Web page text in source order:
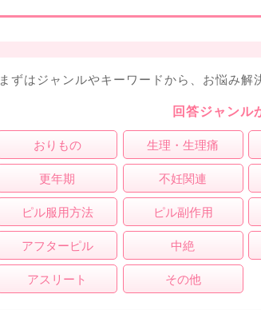
まずはジャンルやキーワードから、お悩み解
回答ジャンル
おりもの 生理・生理痛
更年期 不妊関連
ピル服用方法 ピル副作用
アフターピル 中絶
アスリート その他